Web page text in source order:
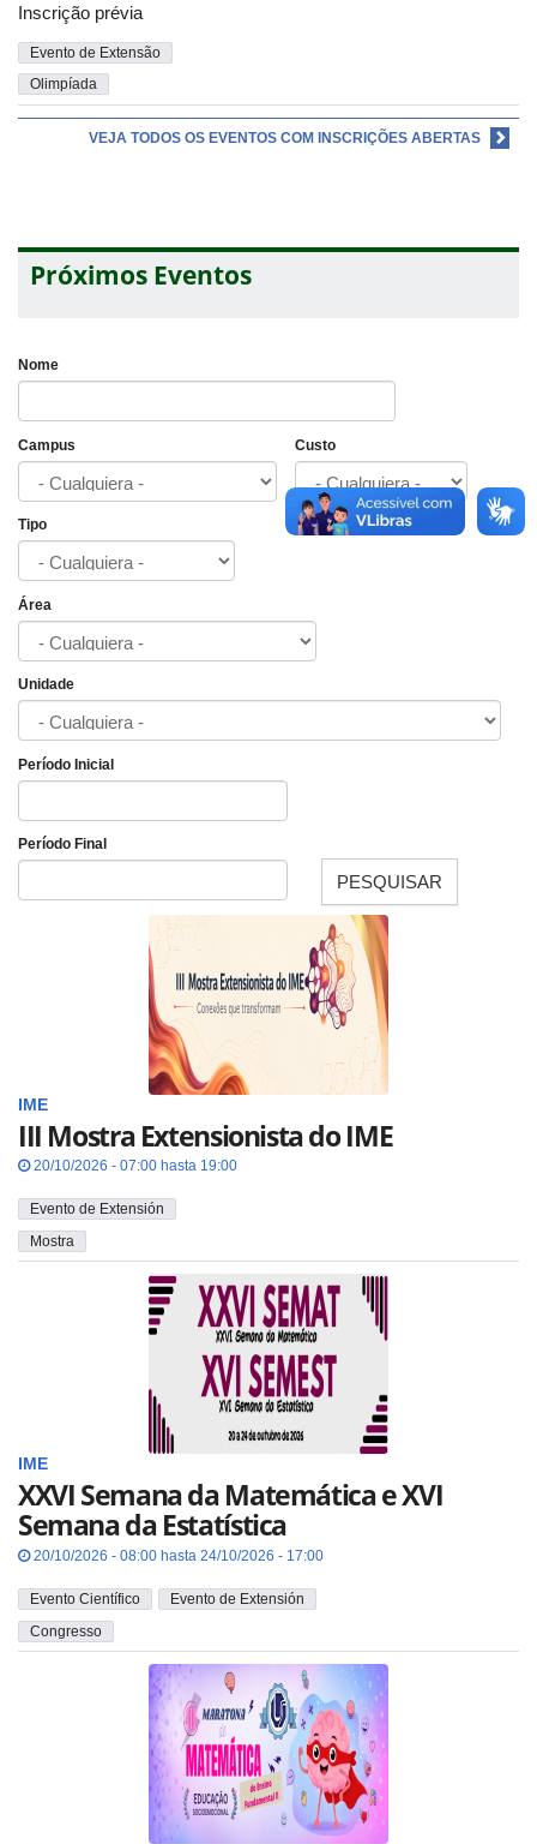
Inscrição prévia
Evento de Extensão
Olimpíada
VEJA TODOS OS EVENTOS COM INSCRIÇÕES ABERTAS
Próximos Eventos
Nome
Campus Custo
Tipo
Área
Unidade
Período Inicial
Período Final
PESQUISAR
IME
III Mostra Extensionista do IME
20/10/2026 - 07:00 hasta 19:00
Evento de Extensión
Mostra
IME
XXVI Semana da Matemática e XVI
Semana da Estatística
20/10/2026 - 08:00 hasta 24/10/2026 - 17:00
Evento Científico
Evento de Extensión
Congresso